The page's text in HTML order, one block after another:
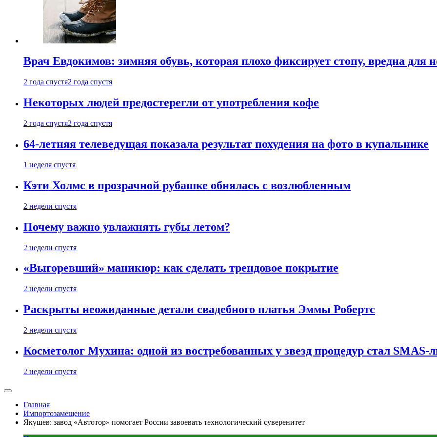
Врач Евдокимов: зимняя обувь, которая плохо фиксирует стопу, вредна для
2 года спустя2 года спустя
Некоторых людей предостерегли от употребления кофе
2 года спустя2 года спустя
64-летняя телеведущая показала результат похудения на фото в купальнике
1 неделя спустя
Кэти Холмс в прозрачной рубашке обнялась с возлюбленным
2 недели спустя
Почему важно увлажнять губы летом?
2 недели спустя
«Выгоревший» маникюр: как сделать трендовое покрытие
2 недели спустя
Раскрыты неожиданные детали свадебного платья Эммы Робертс
2 недели спустя
Косметолог Мухина: одной из востребованных у звезд процедур стал SMAS-
2 недели спустя
Главная
Импортозамещение
Якушев: завод «Автотор» помогает России завоевать технологический суверенитет